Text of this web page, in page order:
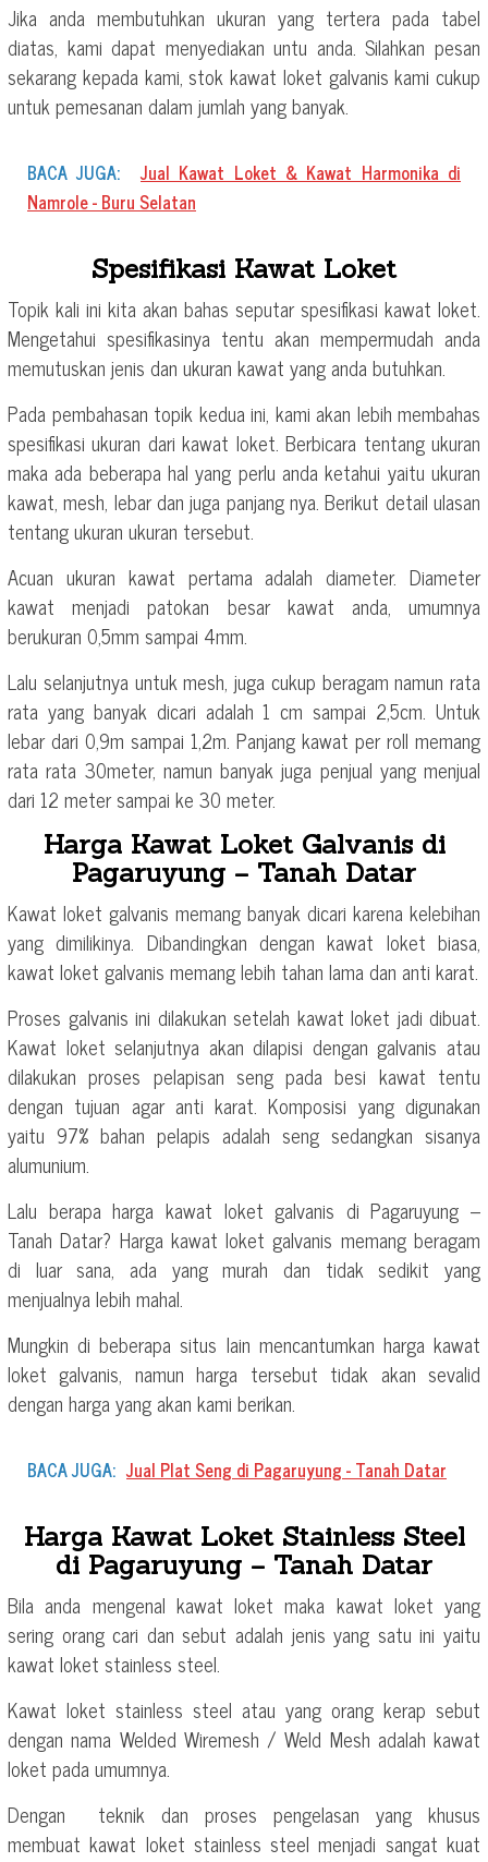
Jika anda membutuhkan ukuran yang tertera pada tabel
diatas, kami dapat menyediakan untu anda. Silahkan pesan
sekarang kepada kami, stok kawat loket galvanis kami cukup
untuk pemesanan dalam jumlah yang banyak.
BACA JUGA:
Jual Kawat Loket & Kawat Harmonika di
Namrole - Buru Selatan
Spesifikasi Kawat Loket
Topik kali ini kita akan bahas seputar spesifikasi kawat loket.
Mengetahui spesifikasinya tentu akan mempermudah anda
memutuskan jenis dan ukuran kawat yang anda butuhkan.
Pada pembahasan topik kedua ini, kami akan lebih membahas
spesifikasi ukuran dari kawat loket. Berbicara tentang ukuran
maka ada beberapa hal yang perlu anda ketahui yaitu ukuran
kawat, mesh, lebar dan juga panjang nya. Berikut detail ulasan
tentang ukuran ukuran tersebut.
Acuan ukuran kawat pertama adalah diameter. Diameter
kawat menjadi patokan besar kawat anda, umumnya
berukuran 0,5mm sampai 4mm.
Lalu selanjutnya untuk mesh, juga cukup beragam namun rata
rata yang banyak dicari adalah 1 cm sampai 2,5cm. Untuk
lebar dari 0,9m sampai 1,2m. Panjang kawat per roll memang
rata rata 30meter, namun banyak juga penjual yang menjual
dari 12 meter sampai ke 30 meter.
Harga Kawat Loket Galvanis di
Pagaruyung – Tanah Datar
Kawat loket galvanis memang banyak dicari karena kelebihan
yang dimilikinya. Dibandingkan dengan kawat loket biasa,
kawat loket galvanis memang lebih tahan lama dan anti karat.
Proses galvanis ini dilakukan setelah kawat loket jadi dibuat.
Kawat loket selanjutnya akan dilapisi dengan galvanis atau
dilakukan proses pelapisan seng pada besi kawat tentu
dengan tujuan agar anti karat. Komposisi yang digunakan
yaitu 97% bahan pelapis adalah seng sedangkan sisanya
alumunium.
Lalu berapa harga kawat loket galvanis di Pagaruyung –
Tanah Datar? Harga kawat loket galvanis memang beragam
di luar sana, ada yang murah dan tidak sedikit yang
menjualnya lebih mahal.
Mungkin di beberapa situs lain mencantumkan harga kawat
loket galvanis, namun harga tersebut tidak akan sevalid
dengan harga yang akan kami berikan.
BACA JUGA: Jual Plat Seng di Pagaruyung - Tanah Datar
Harga Kawat Loket Stainless Steel
di Pagaruyung – Tanah Datar
Bila anda mengenal kawat loket maka kawat loket yang
sering orang cari dan sebut adalah jenis yang satu ini yaitu
kawat loket stainless steel.
Kawat loket stainless steel atau yang orang kerap sebut
dengan nama Welded Wiremesh / Weld Mesh adalah kawat
loket pada umumnya.
Dengan teknik dan proses pengelasan yang khusus
membuat kawat loket stainless steel menjadi sangat kuat